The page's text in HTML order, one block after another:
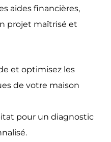
aides financières,
projet maîtrisé et
et optimisez les
de votre maison
pour un diagnostic